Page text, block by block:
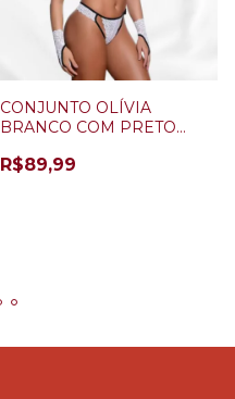
CONJUNTO OLÍVIA
BRANCO COM PRETO
R$89,99